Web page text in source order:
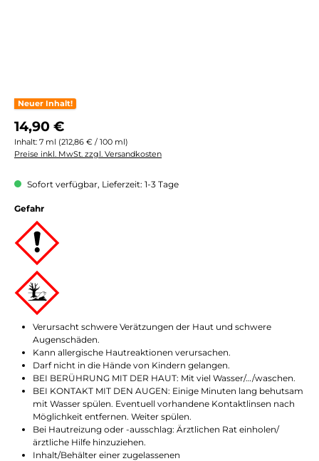
Neuer Inhalt!
Regulärer Preis:
14,90 €
Inhalt: 7 ml (212,86 € / 100 ml)
Preise inkl. MwSt. zzgl. Versandkosten
Sofort verfügbar, Lieferzeit: 1-3 Tage
Gefahr
Verursacht schwere Verätzungen der Haut und schwere
Augenschäden.
Kann allergische Hautreaktionen verursachen.
Darf nicht in die Hände von Kindern gelangen.
BEI BERÜHRUNG MIT DER HAUT: Mit viel Wasser/…/waschen.
BEI KONTAKT MIT DEN AUGEN: Einige Minuten lang behutsam
mit Wasser spülen. Eventuell vorhandene Kontaktlinsen nach
Möglichkeit entfernen. Weiter spülen.
Bei Hautreizung oder -ausschlag: Ärztlichen Rat einholen/
ärztliche Hilfe hinzuziehen.
Inhalt/Behälter einer zugelassenen